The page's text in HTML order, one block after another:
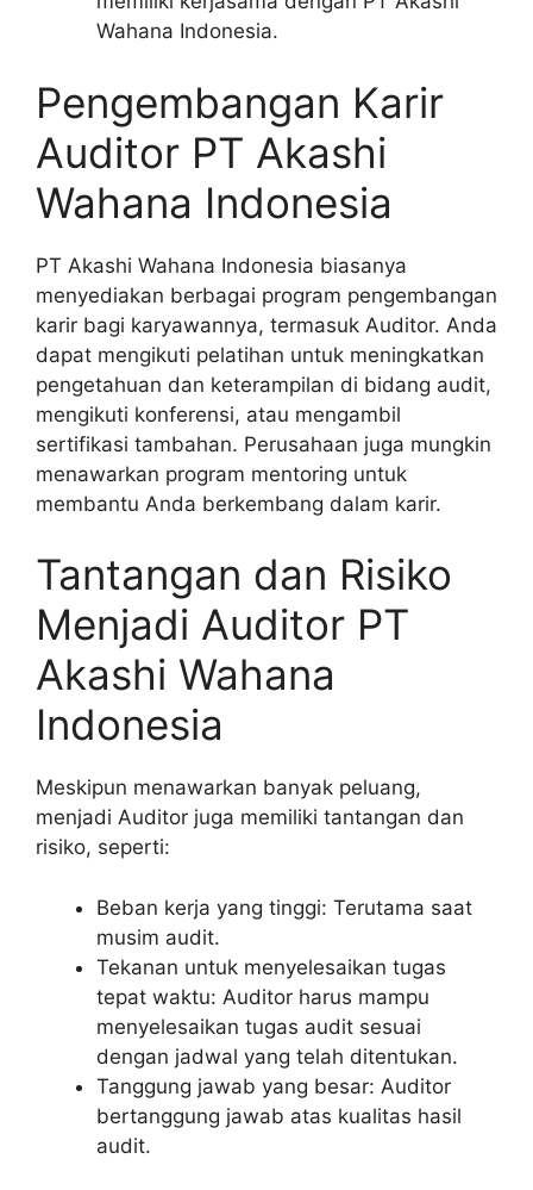
Wahana Indonesia.
Pengembangan Karir
Auditor PT Akashi
Wahana Indonesia
PT Akashi Wahana Indonesia biasanya
menyediakan berbagai program pengembangan
karir bagi karyawannya, termasuk Auditor. Anda
dapat mengikuti pelatihan untuk meningkatkan
pengetahuan dan keterampilan di bidang audit,
mengikuti konferensi, atau mengambil
sertifikasi tambahan. Perusahaan juga mungkin
menawarkan program mentoring untuk
membantu Anda berkembang dalam karir.
Tantangan dan Risiko
Menjadi Auditor PT
Akashi Wahana
Indonesia
Meskipun menawarkan banyak peluang,
menjadi Auditor juga memiliki tantangan dan
risiko, seperti:
Beban kerja yang tinggi: Terutama saat
musim audit.
Tekanan untuk menyelesaikan tugas
tepat waktu: Auditor harus mampu
menyelesaikan tugas audit sesuai
dengan jadwal yang telah ditentukan.
Tanggung jawab yang besar: Auditor
bertanggung jawab atas kualitas hasil
audit.